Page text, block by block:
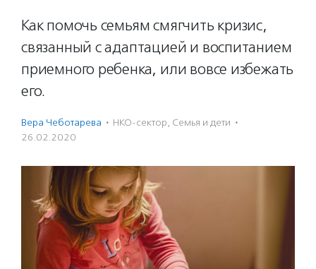
Как помочь семьям смягчить кризис,
связанный с адаптацией и воспитанием
приемного ребенка, или вовсе избежать
его.
Вера Чеботарева · НКО-сектор, Семья и дети ·
26.02.2020